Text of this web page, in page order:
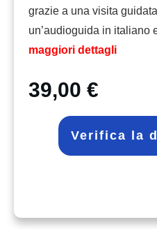
grazie a una visita
un’audioguida in italiano
maggiori dettagli
39,00 €
Verifica la